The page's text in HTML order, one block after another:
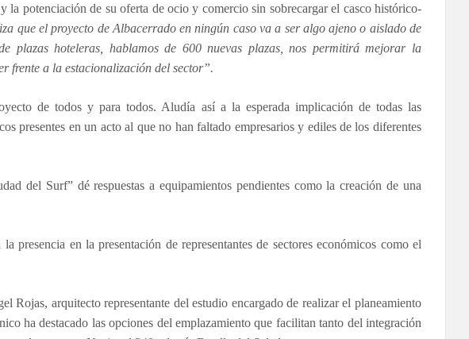
potenciación de su oferta de ocio y comercio sin sobrecargar el casco histórico-
que el proyecto de Albacerrado en ningún caso va a ser algo ajeno o aislado de
hoteleras, hablamos de 600 nuevas plazas, nos permitirá mejorar la
frente a la estacionalización del sector”.
de todos y para todos. Aludía así a la esperada implicación de todas las
presentes en un acto al que no han faltado empresarios y ediles de los diferentes
del Surf” dé respuestas a equipamientos pendientes como la creación de una
presencia en la presentación de representantes de sectores económicos como el
Rojas, arquitecto representante del estudio encargado de realizar el planeamiento
ha destacado las opciones del emplazamiento que facilitan tanto del integración